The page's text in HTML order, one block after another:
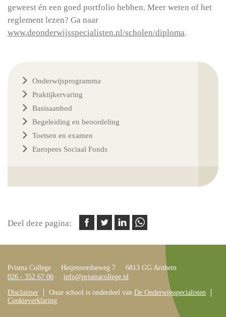
geweest én een goed portfolio hebben. Meer weten of het
reglement lezen? Ga naar
www.deonderwijsspecialisten.nl/scholen/diploma.
Onderwijsprogramma
Praktijkervaring
Basisaanbod
Begeleiding en beoordeling
Toetsen en examen
Europees Sociaal Fonds
Deel deze pagina:
Prisma College Heijenoordseweg 7
6813 GG Arnhem
026 - 352 67 00
info@prismacollege.nl
Disclaimer Onze school is onderdeel van De Onderwijsspecialisten
Cookieverklaring